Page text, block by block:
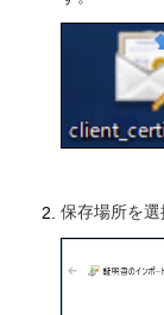
保存場所を選